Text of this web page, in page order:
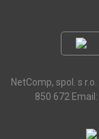
NetComp, spol. s r.o.
850 672 Email: